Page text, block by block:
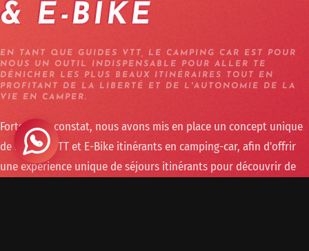
& E-BIKE
EN TANT QUE GUIDES VTT, LE CAMPING CAR EST POUR
NOUS UN OUTIL INDISPENSABLE POUR ALLER TE
DÉNICHER LES PLUS BEAUX ITINÉRAIRES TOUT EN
PROFITANT DE LA LIBERTÉ ET DE L'AUTONOMIE DE LA
VIE EN CAMPER.
Forts de ce constat, nous avons mis en place un concept unique
de séjours VTT et E-Bike itinérants en camping-car, afin d'offrir
une expérience unique de séjours itinérants pour découvrir de